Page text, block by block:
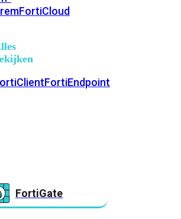
FortiCloud
FortiEndpoint
FortiGate